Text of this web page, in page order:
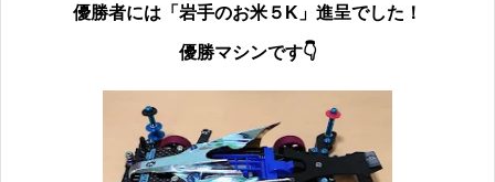
優勝者には「岩手のお米５K」進呈でした！
優勝マシンです👇